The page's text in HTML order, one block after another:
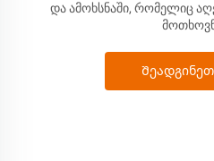
და ამოხსნაში, რომელიც